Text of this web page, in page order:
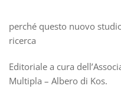
perché questo nuovo
ricerca
Editoriale a cura
Multipla – Albero di Kos.